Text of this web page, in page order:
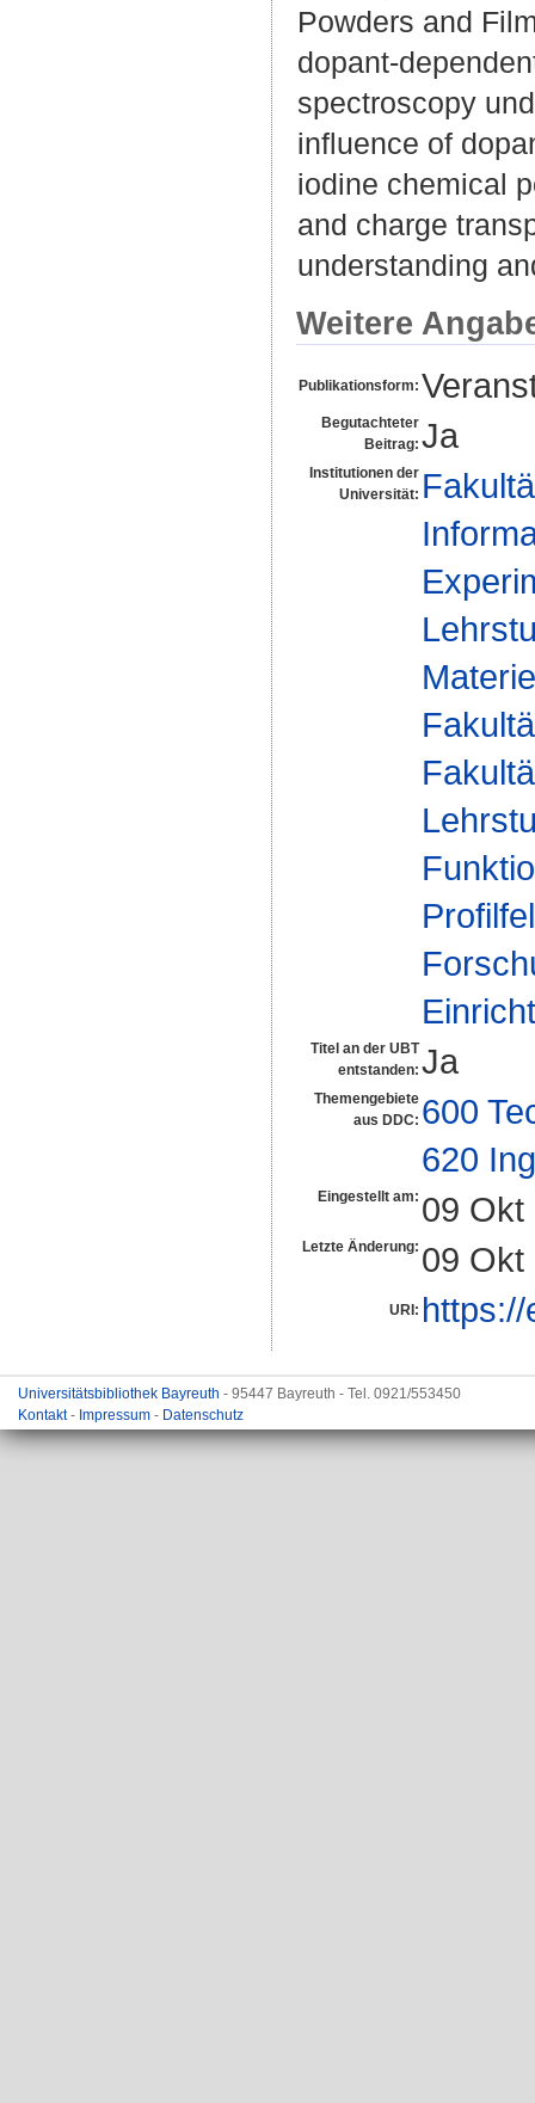
Powders and
dopant-
spectroscopy
influence of
iodine chemical
and charge
understanding
Weitere
Publikationsform:
Begutachteter
Beitrag: Ja
Institutionen der
Universität:
Titel an der UBT
entstanden: Ja
Themengebiete
aus DDC: 600
620
Eingestellt am: 09 Okt
Letzte Änderung: 09 Okt
URI:
Universitätsbibliothek Bayreuth - 95447 Bayreuth - Tel. 0921/553450
Kontakt- Impressum - Datenschutz